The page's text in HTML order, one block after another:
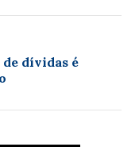
dívidas é